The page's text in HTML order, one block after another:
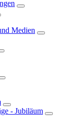
Medien
- Jubiläum